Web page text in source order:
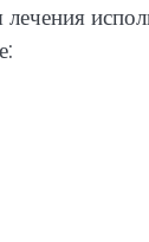
лечения